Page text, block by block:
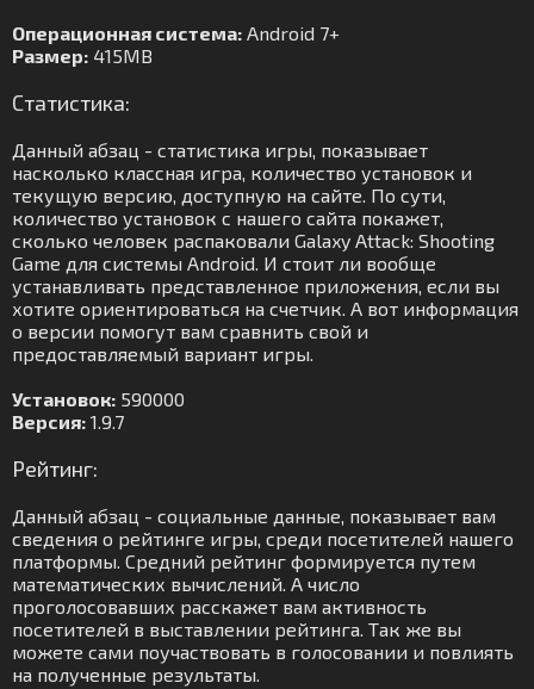
Операционная система: Android 7+
Размер: 415MB
Статистика:
Данный абзац - статистика игры, показывает
насколько классная игра, количество установок и
текущую версию, доступную на сайте. По сути,
количество установок с нашего сайта покажет,
сколько человек распаковали Galaxy Attack: Shooting
Game для системы Android. И стоит ли вообще
устанавливать представленное приложения, если вы
хотите ориентироваться на счетчик. А вот информация
о версии помогут вам сравнить свой и
предоставляемый вариант игры.
Установок: 590000
Версия: 1.9.7
Рейтинг:
Данный абзац - социальные данные, показывает вам
сведения о рейтинге игры, среди посетителей нашего
платформы. Средний рейтинг формируется путем
математических вычислений. А число
проголосовавших расскажет вам активность
посетителей в выставлении рейтинга. Так же вы
можете сами поучаствовать в голосовании и повлиять
на полученные результаты.